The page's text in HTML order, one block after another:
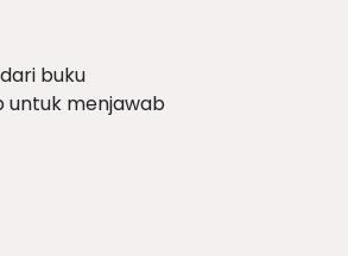
buku
untuk menjawab